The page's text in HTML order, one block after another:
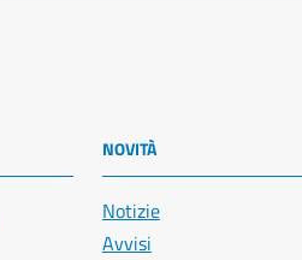
NOVITÀ
Notizie
Avvisi